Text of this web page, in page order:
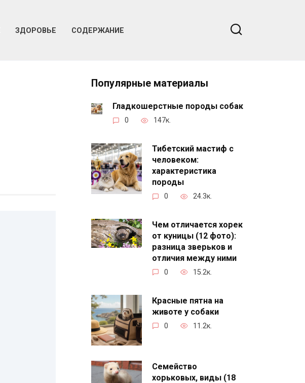
ЗДОРОВЬЕ СОДЕРЖАНИЕ
Популярные материалы
Гладкошерстные породы собак
0 147к.
Тибетский мастиф с
человеком:
характеристика
породы
0 24.3к.
Чем отличается хорек
от куницы (12 фото):
разница зверьков и
отличия между ними
0 15.2к.
Красные пятна на
животе у собаки
0 11.2к.
Семейство
хорьковых, виды (18